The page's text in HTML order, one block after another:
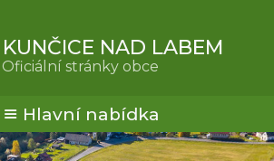
KUNČICE NAD LABEM
Oficiální stránky obce
Hlavní nabídka